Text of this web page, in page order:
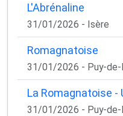
L'Abrénaline
31/01/2026 - Isère
Romagnatoise
31/01/2026 - Puy-de-
La Romagnatoise
31/01/2026 - Puy-de-